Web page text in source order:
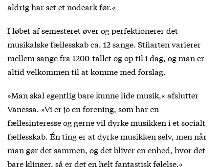
aldrig har set et nodeark før.«
I løbet af semesteret øver og perfektionerer det
musikalske fællesskab ca. 12 sange. Stilarten varierer
mellem sange fra 1200-tallet og op til i dag, og man er
altid velkommen til at komme med forslag.
»Man skal egentlig bare kunne lide musik,« afslutter
Vanessa. »Vi er jo en forening, som har en
fællesinteresse og gerne vil dyrke musikken i et socialt
fællesskab. Én ting er at dyrke musikken selv, men når
man gør det sammen, og det bliver en enhed, hvor det
bare klinger, så er det en helt fantastisk følelse.«